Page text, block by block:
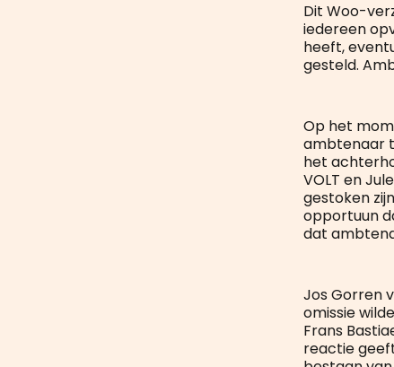
Dit Woo-
iedereen
heeft,
gesteld.
Op het
ambtenaar
het
VOLT en
gestoken
opportuun
dat
Jos Gorren
omissie
Frans
reactie